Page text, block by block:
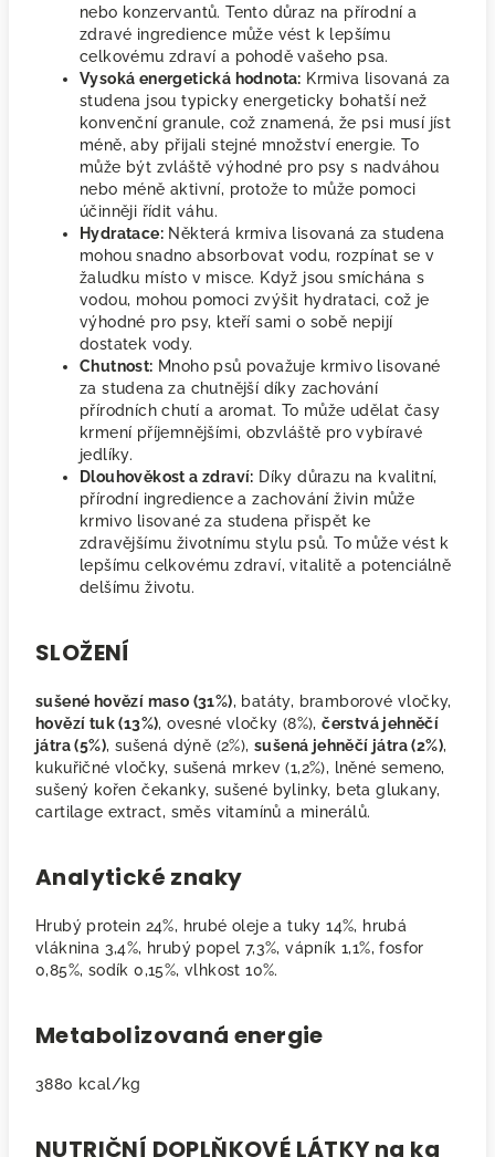
nebo konzervantů. Tento důraz na přírodní a
zdravé ingredience může vést k lepšímu
celkovému zdraví a pohodě vašeho psa.
Vysoká energetická hodnota: Krmiva lisovaná za
studena jsou typicky energeticky bohatší než
konvenční granule, což znamená, že psi musí jíst
méně, aby přijali stejné množství energie. To
může být zvláště výhodné pro psy s nadváhou
nebo méně aktivní, protože to může pomoci
účinněji řídit váhu.
Hydratace: Některá krmiva lisovaná za studena
mohou snadno absorbovat vodu, rozpínat se v
žaludku místo v misce. Když jsou smíchána s
vodou, mohou pomoci zvýšit hydrataci, což je
výhodné pro psy, kteří sami o sobě nepijí
dostatek vody.
Chutnost: Mnoho psů považuje krmivo lisované
za studena za chutnější díky zachování
přírodních chutí a aromat. To může udělat časy
krmení příjemnějšími, obzvláště pro vybíravé
jedlíky.
Dlouhověkost a zdraví: Díky důrazu na kvalitní,
přírodní ingredience a zachování živin může
krmivo lisované za studena přispět ke
zdravějšímu životnímu stylu psů. To může vést k
lepšímu celkovému zdraví, vitalitě a potenciálně
delšímu životu.
SLOŽENÍ
sušené hovězí maso (31%), batáty, bramborové vločky,
hovězí tuk (13%), ovesné vločky (8%),čerstvá jehněčí
játra (5%), sušená dýně (2%), sušená jehněčí játra (2%),
kukuřičné vločky, sušená mrkev (1,2%), lněné semeno,
sušený kořen čekanky, sušené bylinky, beta glukany,
cartilage extract, směs vitamínů a minerálů.
Analytické znaky
Hrubý protein 24%, hrubé oleje a tuky 14%, hrubá
vláknina 3,4%, hrubý popel 7,3%, vápník 1,1%, fosfor
0,85%, sodík 0,15%, vlhkost 10%.
Metabolizovaná energie
3880 kcal/kg
NUTRIČNÍ DOPLŇKOVÉ LÁTKY na kg